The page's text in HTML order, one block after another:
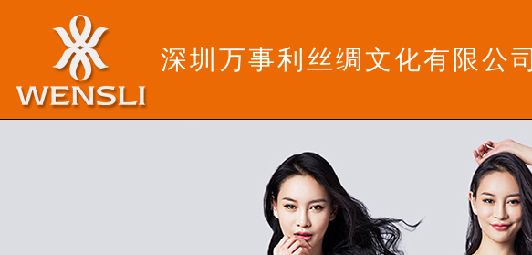
深圳万事利丝绸文化有限公司